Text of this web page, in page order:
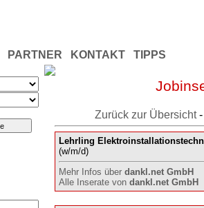
PARTNER KONTAKT TIPPS
Zurück zur Übersicht
Lehrling
(w/m/d)
Mehr Infos über dankl.net GmbH
Alle Inserate von dankl.net GmbH